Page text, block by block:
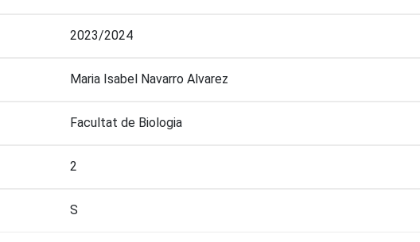
2023/2024
Maria Isabel Navarro Alvarez
Facultat de Biologia
2
S